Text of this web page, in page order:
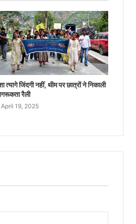
त्यागे जिंदगी नहीं, थीम पर छात्रों ने निकाली
रैली
April 19, 2025